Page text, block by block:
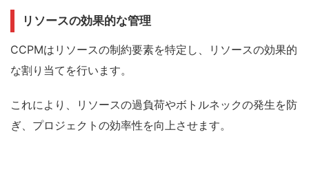
リソースの効果的な管理
CCPMはリソースの制約要素を特定し、リソースの効果的
な割り当てを行います。
これにより、リソースの過負荷やボトルネックの発生を防
ぎ、プロジェクトの効率性を向上させます。